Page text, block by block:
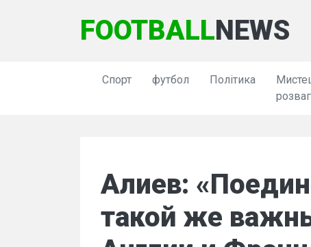
FOOTBALLNEWS
Спорт футбол Політика
Алиев:
такой же